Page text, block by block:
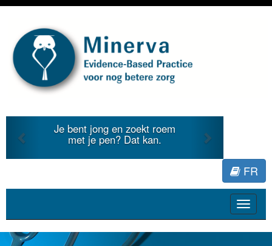
Je bent jong en zoekt roem
met je pen? Dat kan.
Previous
FR
Toggle